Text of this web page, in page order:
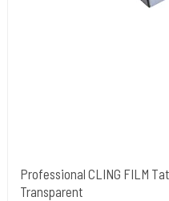
Professional CLING FILM
Transparent